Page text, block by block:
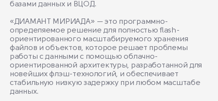
базами данных и ВЦОД.
«ДИАМАНТ МИРИАДА» — это программно-
определяемое решение для полностью flash-
ориентированного масштабируемого хранения
файлов и объектов, которое решает проблемы
работы с данными с помощью облачно-
ориентированной архитектуры, разработанной для
новейших флэш-технологий, и обеспечивает
стабильную низкую задержку при любом масштабе
данных.